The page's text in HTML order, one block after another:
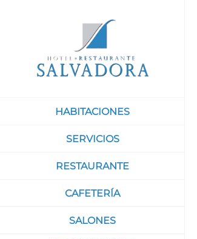
HABITACIONES
SERVICIOS
RESTAURANTE
CAFETERÍA
SALONES